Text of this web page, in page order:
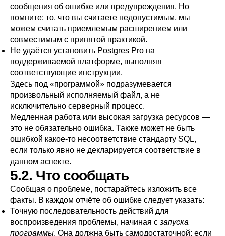
сообщения об ошибке или предупреждения. Но
помните: то, что вы считаете недопустимым, мы
можем считать приемлемым расширением или
совместимым с принятой практикой.
Не удаётся установить Postgres Pro на
поддерживаемой платформе, выполняя
соответствующие инструкции.
Здесь под «программой» подразумевается
произвольный исполняемый файл, а не
исключительно серверный процесс.
Медленная работа или высокая загрузка ресурсов —
это не обязательно ошибка. Также может не быть
ошибкой какое-то несоответствие стандарту SQL,
если только явно не декларируется соответствие в
данном аспекте.
5.2. Что сообщать
Сообщая о проблеме, постарайтесь изложить все
факты. В каждом отчёте об ошибке следует указать:
Точную последовательность действий для
воспроизведения проблемы, начиная с запуска
программы. Она должна быть самодостаточной; если